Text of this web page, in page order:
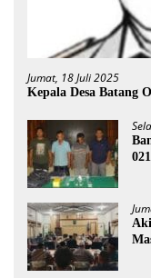
Jumat, 18 Juli 2025
Kepala Desa Batang